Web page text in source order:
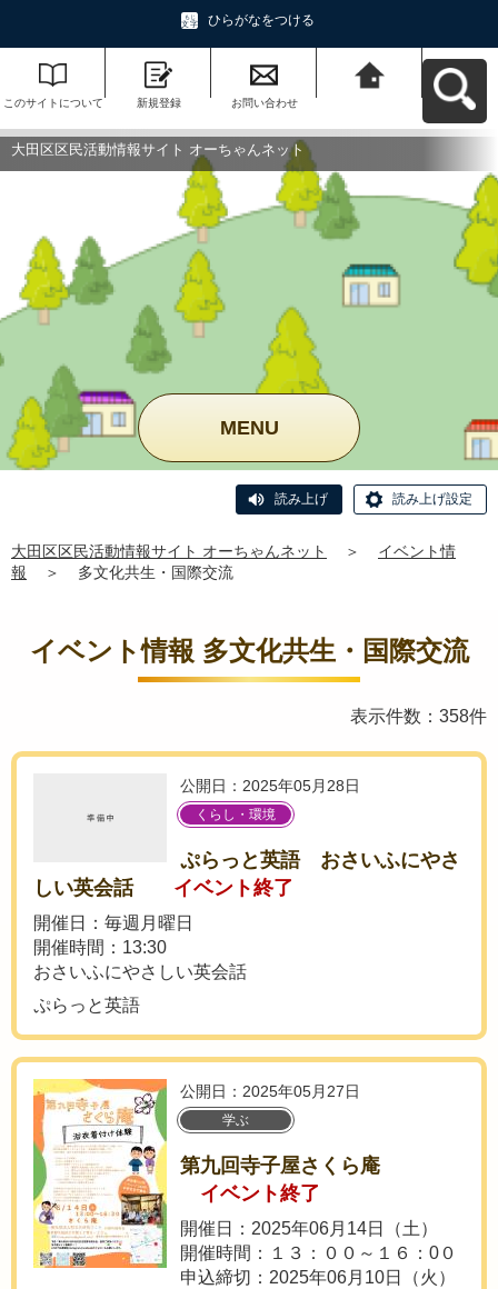
ひらがなをつける
このサイトについて 新規登録 お問い合わせ
ットへ戻る
大田区区民活動情報サイト オーちゃんネット
MENU
読み上げ 読み上げ設定
大田区区民活動情報サイト オーちゃんネット ＞
イベント情
報
＞ 多文化共生・国際交流
イベント情報 多文化共生・国際交流
表示件数：358件
公開日：2025年05月28日
くらし・環境
ぷらっと英語 おさいふにやさ
しい英会話
イベント終了
開催日：毎週月曜日
開催時間：13:30
おさいふにやさしい英会話
ぷらっと英語
公開日：2025年05月27日
学ぶ
第九回寺子屋さくら庵
イベント終了
開催日：2025年06月14日（土）
開催時間：１３：００～１６：0０
申込締切：2025年06月10日（火）